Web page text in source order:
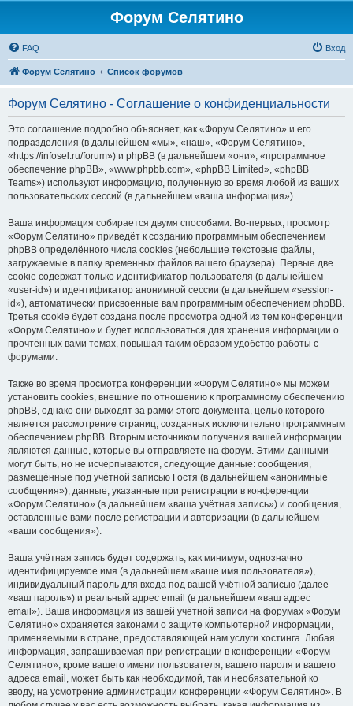
Форум Селятино
FAQ Вход
Форум Селятино Список форумов
Форум Селятино - Соглашение о конфиденциальности
Это соглашение подробно объясняет, как «Форум Селятино» и его
подразделения (в дальнейшем «мы», «наш», «Форум Селятино»,
«https://infosel.ru/forum») и phpBB (в дальнейшем «они», «программное
обеспечение phpBB», «www.phpbb.com», «phpBB Limited», «phpBB
Teams») используют информацию, полученную во время любой из ваших
пользовательских сессий (в дальнейшем «ваша информация»).
Ваша информация собирается двумя способами. Во-первых, просмотр
«Форум Селятино» приведёт к созданию программным обеспечением
phpBB определённого числа cookies (небольшие текстовые файлы,
загружаемые в папку временных файлов вашего браузера). Первые две
cookie содержат только идентификатор пользователя (в дальнейшем
«user-id») и идентификатор анонимной сессии (в дальнейшем «session-
id»), автоматически присвоенные вам программным обеспечением phpBB.
Третья cookie будет создана после просмотра одной из тем конференции
«Форум Селятино» и будет использоваться для хранения информации о
прочтённых вами темах, повышая таким образом удобство работы с
форумами.
Также во время просмотра конференции «Форум Селятино» мы можем
установить cookies, внешние по отношению к программному обеспечению
phpBB, однако они выходят за рамки этого документа, целью которого
является рассмотрение страниц, созданных исключительно программным
обеспечением phpBB. Вторым источником получения вашей информации
являются данные, которые вы отправляете на форум. Этими данными
могут быть, но не исчерпываются, следующие данные: сообщения,
размещённые под учётной записью Гостя (в дальнейшем «анонимные
сообщения»), данные, указанные при регистрации в конференции
«Форум Селятино» (в дальнейшем «ваша учётная запись») и сообщения,
оставленные вами после регистрации и авторизации (в дальнейшем
«ваши сообщения»).
Ваша учётная запись будет содержать, как минимум, однозначно
идентифицируемое имя (в дальнейшем «ваше имя пользователя»),
индивидуальный пароль для входа под вашей учётной записью (далее
«ваш пароль») и реальный адрес email (в дальнейшем «ваш адрес
email»). Ваша информация из вашей учётной записи на форумах «Форум
Селятино» охраняется законами о защите компьютерной информации,
применяемыми в стране, предоставляющей нам услуги хостинга. Любая
информация, запрашиваемая при регистрации в конференции «Форум
Селятино», кроме вашего имени пользователя, вашего пароля и вашего
адреса email, может быть как необходимой, так и необязательной ко
вводу, на усмотрение администрации конференции «Форум Селятино». В